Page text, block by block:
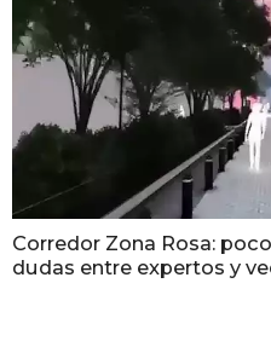
Corredor Zona Rosa:
dudas entre expertos y